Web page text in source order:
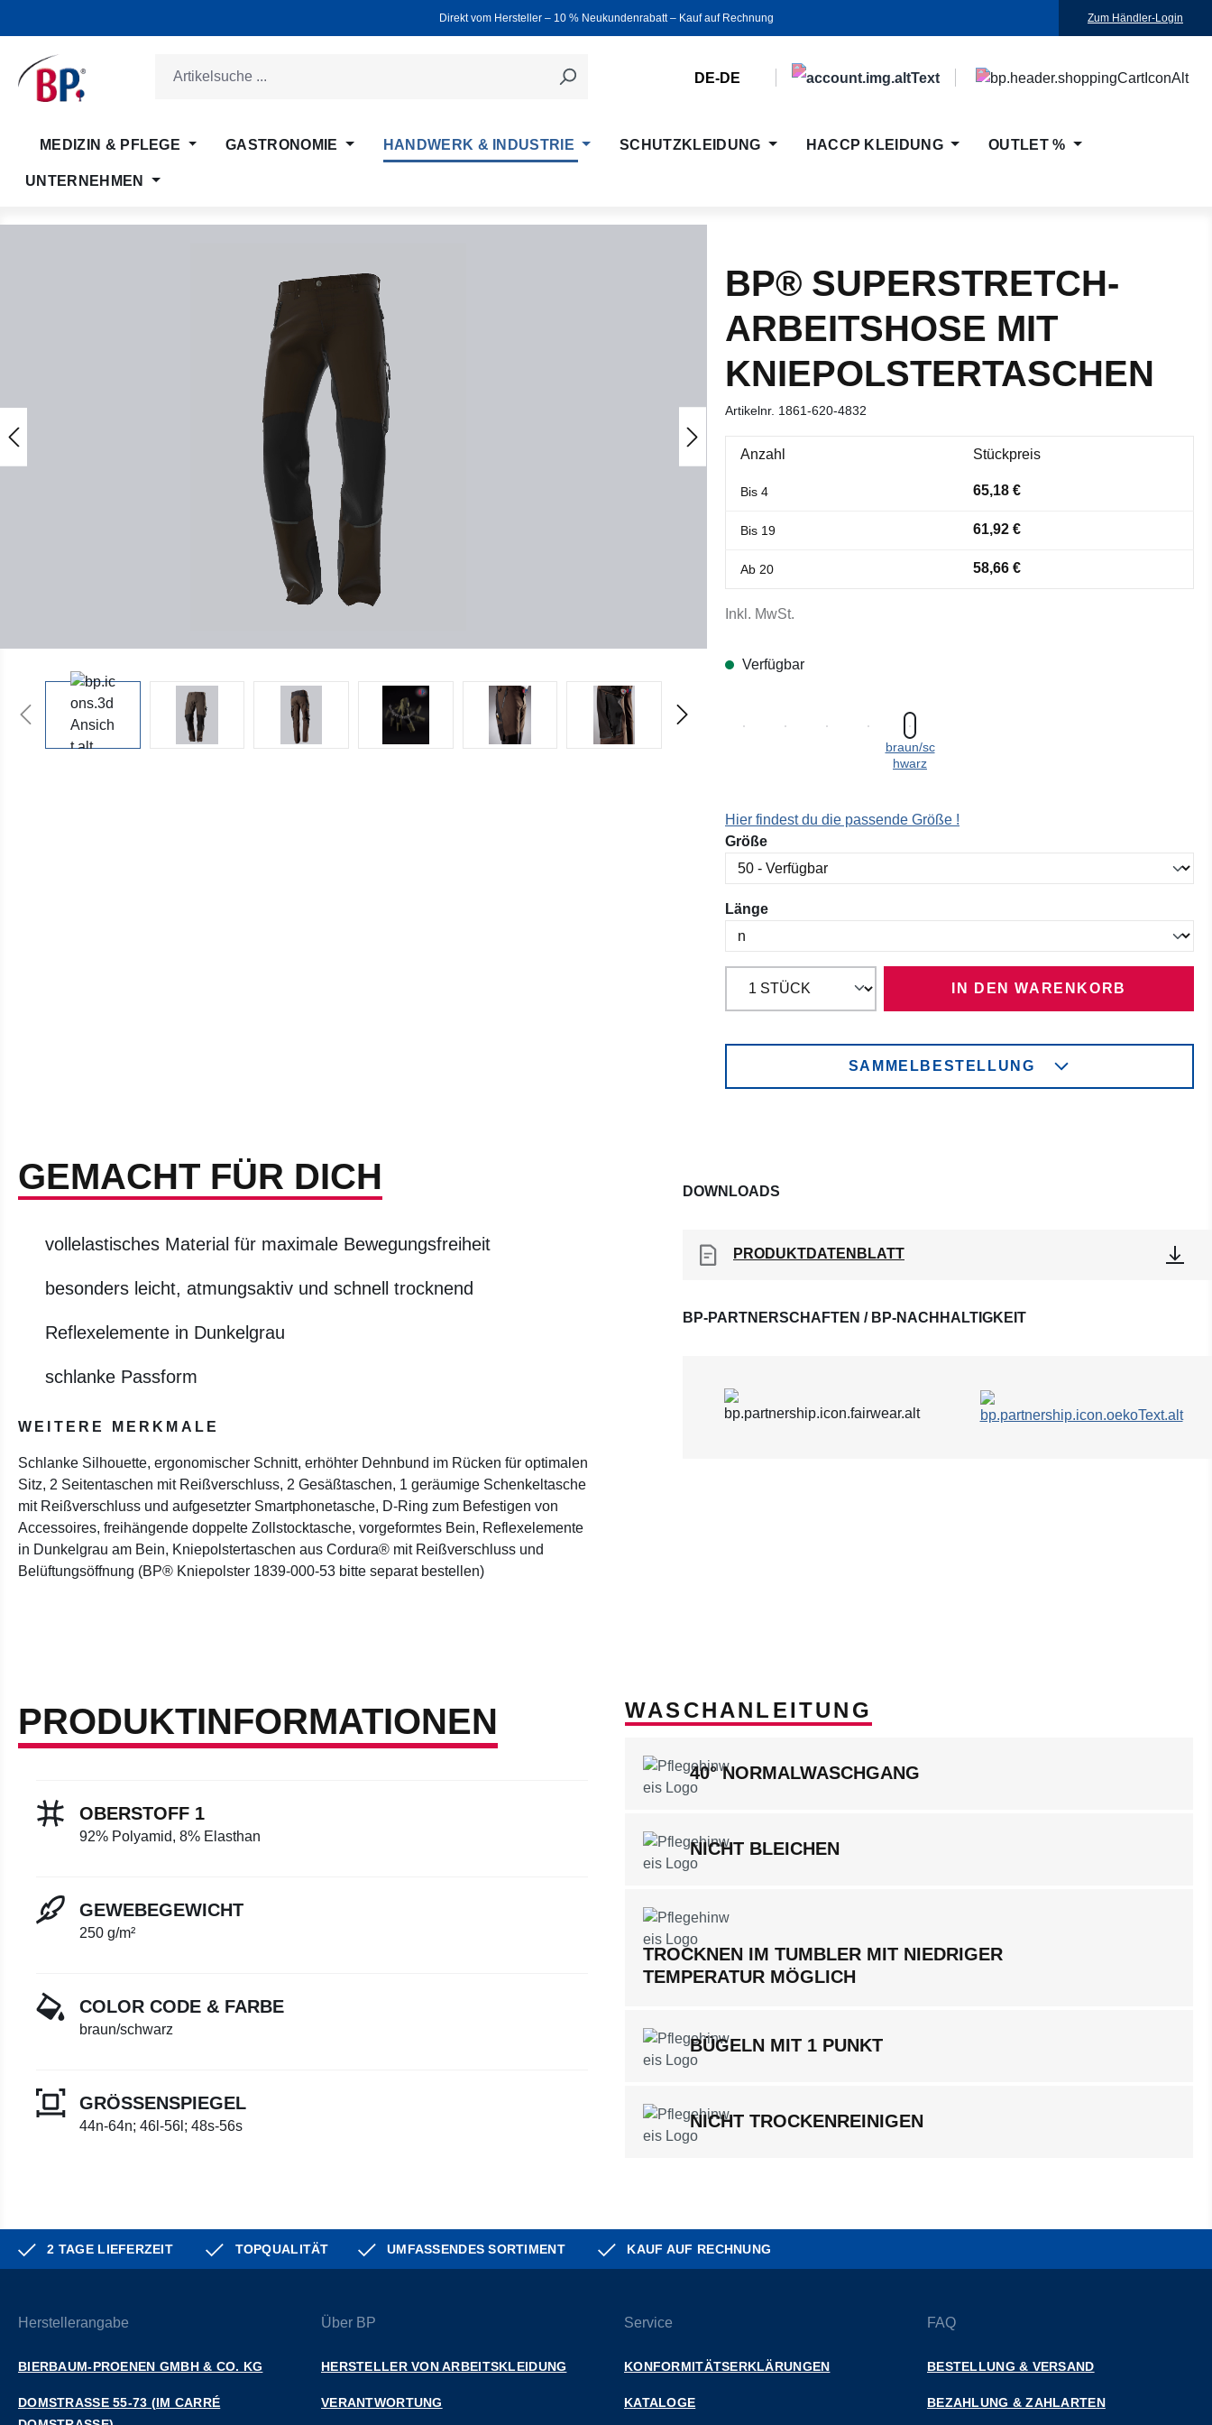
Direkt vom Hersteller ‒ 10 % Neukundenrabatt ‒ Kauf auf Rechnung Zum Händler-Login
DE-DE
MEDIZIN & PFLEGE GASTRONOMIE HANDWERK & INDUSTRIE SCHUTZKLEIDUNG HACCP KLEIDUNG OUTLET %
UNTERNEHMEN
BP® SUPERSTRETCH-
ARBEITSHOSE MIT
KNIEPOLSTERTASCHEN
Artikelnr. 1861-620-4832
Anzahl Stückpreis
Bis 4 65,18 €
Bis 19 61,92 €
Ab 20 58,66 €
Inkl. MwSt.
Verfügbar
braun/sc
hwarz
Hier findest du die passende Größe !
Größeauswählen
Längeauswählen
IN DEN WARENKORB
SAMMELBESTELLUNG
GEMACHT FÜR DICH
vollelastisches Material für maximale Bewegungsfreiheit
besonders leicht, atmungsaktiv und schnell trocknend
Reflexelemente in Dunkelgrau
schlanke Passform
WEITERE MERKMALE
Schlanke Silhouette, ergonomischer Schnitt, erhöhter Dehnbund im Rücken für optimalen
Sitz, 2 Seitentaschen mit Reißverschluss, 2 Gesäßtaschen, 1 geräumige Schenkeltasche
mit Reißverschluss und aufgesetzter Smartphonetasche, D-Ring zum Befestigen von
Accessoires, freihängende doppelte Zollstocktasche, vorgeformtes Bein, Reflexelemente
in Dunkelgrau am Bein, Kniepolstertaschen aus Cordura® mit Reißverschluss und
Belüftungsöffnung (BP® Kniepolster 1839-000-53 bitte separat bestellen)
DOWNLOADS
PRODUKTDATENBLATT
BP-PARTNERSCHAFTEN / BP-NACHHALTIGKEIT
PRODUKTINFORMATIONEN
OBERSTOFF 1
92% Polyamid, 8% Elasthan
GEWEBEGEWICHT
250 g/m²
COLOR CODE & FARBE
braun/schwarz
GRÖSSENSPIEGEL
44n-64n; 46l-56l; 48s-56s
WASCHANLEITUNG
40° NORMALWASCHGANG
NICHT BLEICHEN
TROCKNEN IM TUMBLER MIT NIEDRIGER
TEMPERATUR MÖGLICH
BÜGELN MIT 1 PUNKT
NICHT TROCKENREINIGEN
2 TAGE LIEFERZEIT TOPQUALITÄT UMFASSENDES SORTIMENT KAUF AUF RECHNUNG
Herstellerangabe
BIERBAUM-PROENEN GMBH & CO. KG
DOMSTRASSE 55-73 (IM CARRÉ D
Über BP
HERSTELLER VON ARBEITSKLEIDUNG
VERANTWORTUNG
Service
KONFORMITÄTSERKLÄRUNGEN
KATALOGE
FAQ
BESTELLUNG & VERSAND
BEZAHLUNG & ZAHLARTEN